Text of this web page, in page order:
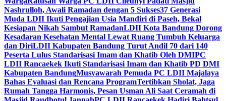
Nashrulloh, Awali Ramadan dengan 5 Sukses37 Generasi
Muda LDII Ikuti Pengajian Usia Mandiri di Paseh, Bekal
Kesiapan Nikah Sambut RamadanLDII Kota Bandung Dorong
Kesadaran Kesehatan Mental Lewat Ruang Tumbuh Keluarga
dan DiriLDII Kabupaten Bandung Turut Andil 70 dari 140
Peserta Lulus Standarisasi Imam dan Khatib Oleh DMIPC
LDII Rancaekek Ikuti Standarisasi Imam dan Khatib PD DMI
Kabupaten BandungMusyawarah Pemuda PC LDII Majalaya
Bahas Evaluasi dan Rencana ProgramTertibkan Sholat, Jaga
Rumah Tangga Harmonis, Pesan Usman Ali Saat Ceramah di